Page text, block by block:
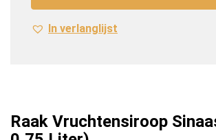
Liter)
aantalIn verlanglijst
Raak Vruchtensiroop